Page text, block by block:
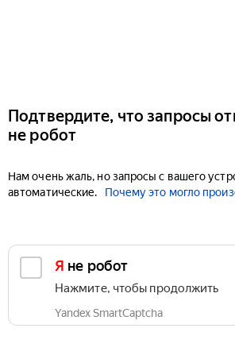
Подтвердите, что запросы
не робот
Нам очень жаль, но запросы с вашего
автоматические.
Почему это могло
Я не робот
Нажмите, чтобы продолжить
Yandex SmartCaptcha